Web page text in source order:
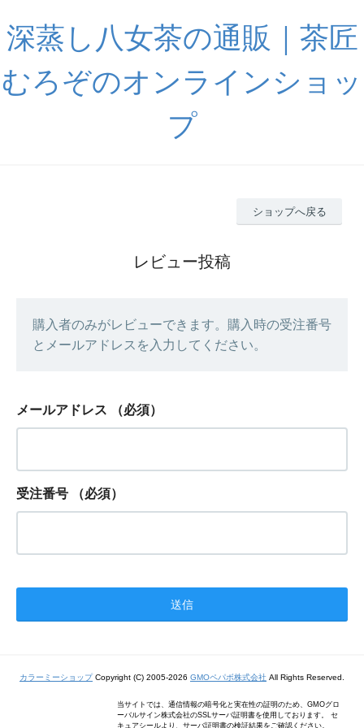
深蒸し八女茶の通販｜茶匠
むろぞのオンラインショッ
プ
ショップへ戻る
レビュー投稿
購入者のみがレビューできます。購入時の受注番号
とメールアドレスを入力してください。
メールアドレス （必須）
受注番号 （必須）
カラーミーショップCopyright (C) 2005-2026 GMOペパボ株式会社 All Rights Reserved.
当サイトでは、通信情報の暗号化と実在性の証明のため、GMOグロ
ーバルサイン株式会社のSSLサーバ証明書を使用しております。 セ
キュアシールより、サーバ証明書の検証結果をご確認ください。